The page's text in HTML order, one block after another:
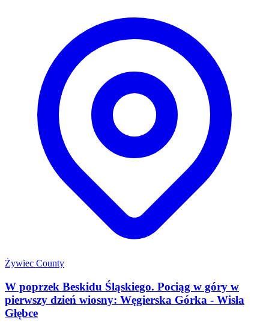
Żywiec County
W poprzek Beskidu Śląskiego. Pociąg w góry w
pierwszy dzień wiosny: Węgierska Górka - Wisła
Głębce